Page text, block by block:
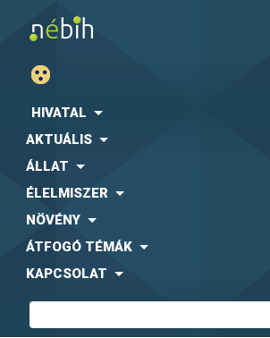
HIVATAL
AKTUÁLIS
ÁLLAT
ÉLELMISZER
NÖVÉNY
ÁTFOGÓ TÉMÁK
KAPCSOLAT